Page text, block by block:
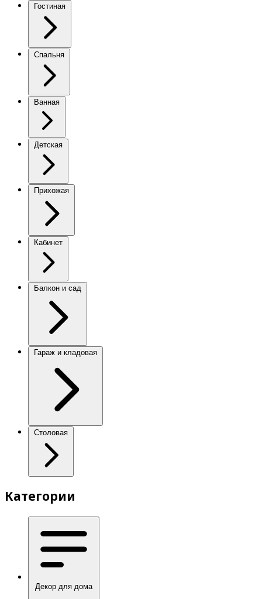
Гостиная
Спальня
Ванная
Детская
Прихожая
Кабинет
Балкон и сад
Гараж и кладовая
Столовая
Категории
Декор для дома